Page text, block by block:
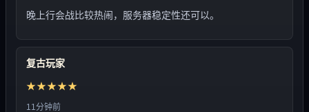
晚上行会战比较热闹，服务器稳定性还可以。
复古玩家
★★★★★
11分钟前